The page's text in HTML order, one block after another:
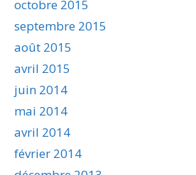
octobre 2015
septembre 2015
août 2015
avril 2015
juin 2014
mai 2014
avril 2014
février 2014